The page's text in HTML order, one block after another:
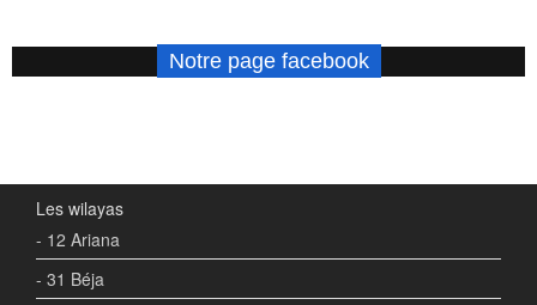
Notre page facebook
Les wilayas
- 12 Ariana
- 31 Béja